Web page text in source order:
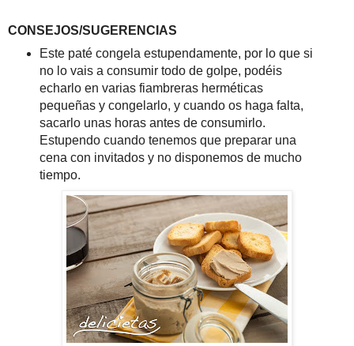
CONSEJOS/SUGERENCIAS
Este paté congela estupendamente, por lo que si
no lo vais a consumir todo de golpe, podéis
echarlo en varias fiambreras herméticas
pequeñas y congelarlo, y cuando os haga falta,
sacarlo unas horas antes de consumirlo.
Estupendo cuando tenemos que preparar una
cena con invitados y no disponemos de mucho
tiempo.